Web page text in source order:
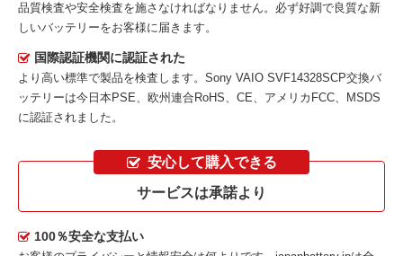
品質検査や安全検査を施さなければなりません。必ず好調で良質な新
しいバッテリーをお客様に届きます。
国際認証機関に認証された
より高い標準で製品を検査します。Sony VAIO SVF14328SCP交換バ
ッテリーは今日本PSE、欧州連合RoHS、CE、アメリカFCC、MSDS
に認証されました。
安心して購入できる
サービスは承諾より
100％安全な支払い